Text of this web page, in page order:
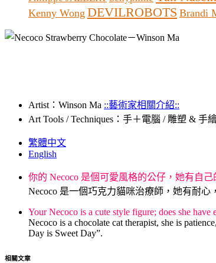
Kenny Wong DEVILROBOTS Brandi
Artist：Winson Ma ::藝術家相關介紹::
Art Tools / Techniques：手＋電腦 / 雕塑 & 手
繁體中文
English
你的 Necoco 是個可愛風格的公仔，她有自
Necoco 是一個巧克力貓咪治療師，她有耐
Your Necoco is a cute style figure; does she
Necoco is a chocolate cat therapist, she is
Day is Sweet Day”.
相關文章